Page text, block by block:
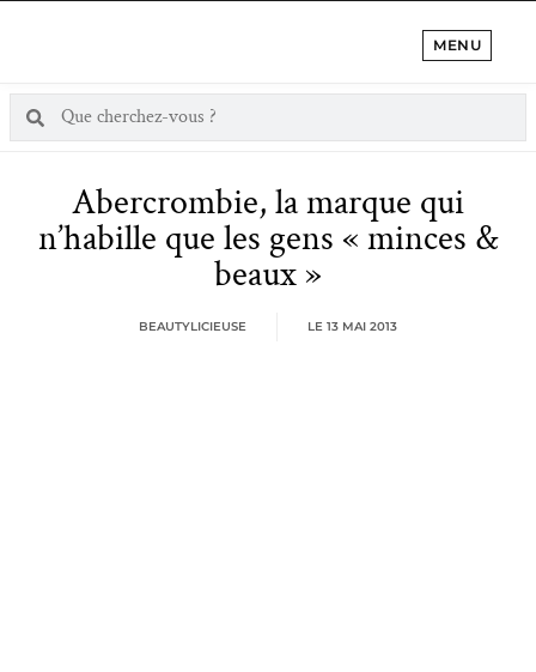
MENU
Abercrombie, la marque qui
n’habille que les gens « minces &
beaux »
BEAUTYLICIEUSE LE 13 MAI 2013